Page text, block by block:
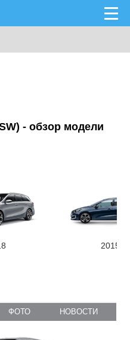
- обзор модели
2015
ФОТО НОВОСТИ